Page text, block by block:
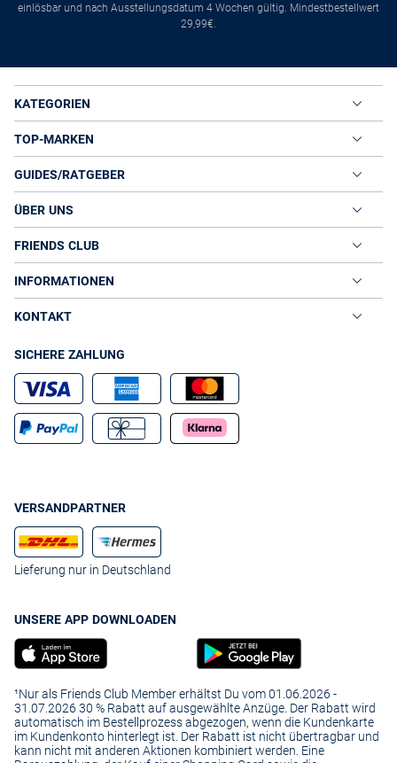
einlösbar und nach Ausstellungsdatum 4 Wochen gültig. Mindestbestellwert
29,99€.
KATEGORIEN
TOP-MARKEN
GUIDES/RATGEBER
ÜBER UNS
FRIENDS CLUB
INFORMATIONEN
KONTAKT
SICHERE ZAHLUNG
VERSANDPARTNER
Lieferung nur in Deutschland
UNSERE APP DOWNLOADEN
¹Nur als Friends Club Member erhältst Du vom 01.06.2026 -
31.07.2026 30 % Rabatt auf ausgewählte Anzüge. Der Rabatt wird
automatisch im Bestellprozess abgezogen, wenn die Kundenkarte
im Kundenkonto hinterlegt ist. Der Rabatt ist nicht übertragbar und
kann nicht mit anderen Aktionen kombiniert werden. Eine